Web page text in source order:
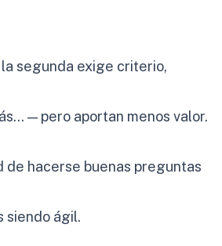
segunda exige criterio,
— pero aportan menos valor.
de hacerse buenas preguntas
siendo ágil.